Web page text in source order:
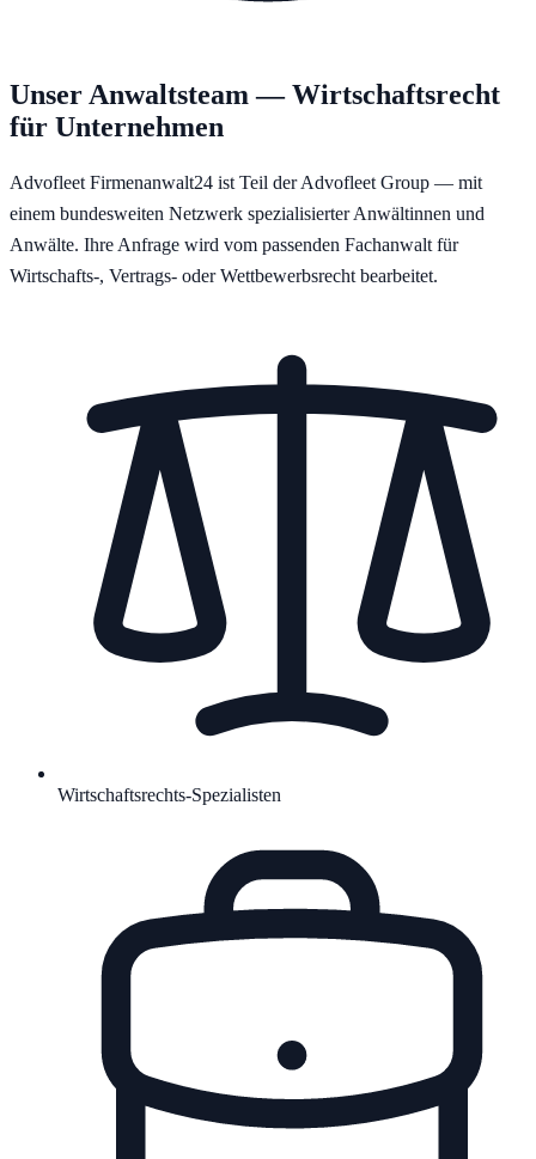
Unser Anwaltsteam — Wirtschaftsrecht
für Unternehmen
Advofleet Firmenanwalt24 ist Teil der Advofleet Group — mit
einem bundesweiten Netzwerk spezialisierter Anwältinnen und
Anwälte. Ihre Anfrage wird vom passenden Fachanwalt für
Wirtschafts-, Vertrags- oder Wettbewerbsrecht bearbeitet.
Wirtschaftsrechts-Spezialisten